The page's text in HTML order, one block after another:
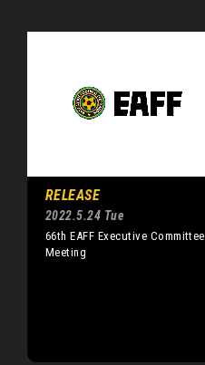
RELEASE
2022.5.24 Tue
66th EAFF Executive Committee
Meeting